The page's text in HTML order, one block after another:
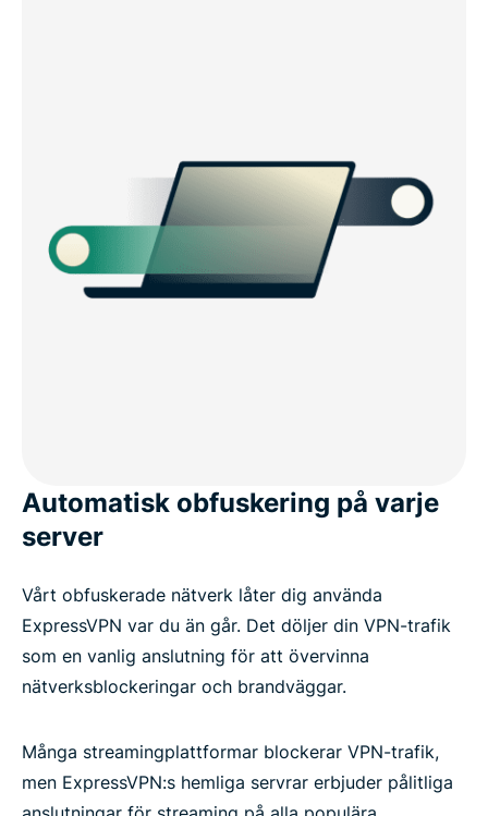
Automatisk obfuskering på varje
server
Vårt obfuskerade nätverk låter dig använda
ExpressVPN var du än går. Det döljer din VPN-trafik
som en vanlig anslutning för att övervinna
nätverksblockeringar och brandväggar.
Många streamingplattformar blockerar VPN-trafik,
men ExpressVPN:s hemliga servrar erbjuder pålitliga